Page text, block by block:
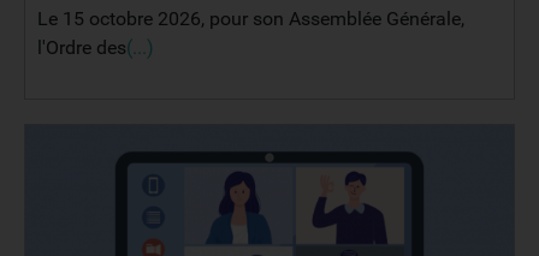
Le 15 octobre 2026, pour son Assemblée Générale,
l'Ordre des(...)